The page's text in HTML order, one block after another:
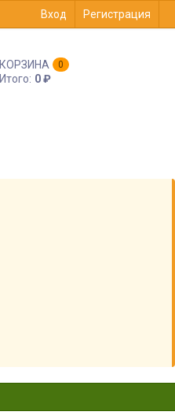
Вход Регистрация
КОРЗИНА 0
Итого: 0₽